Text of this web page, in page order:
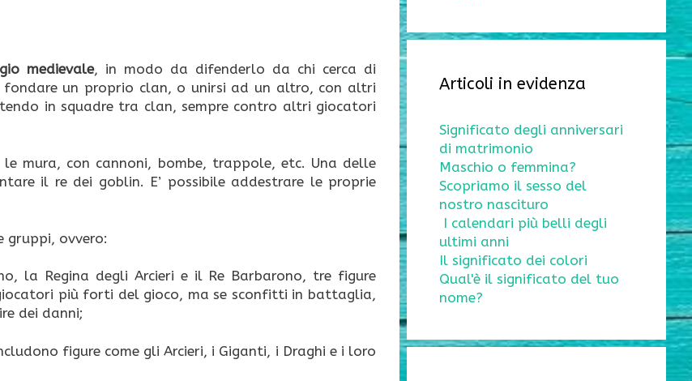
medievale, in modo da difenderlo da chi cerca di
fondare un proprio clan, o unirsi ad un altro, con altri
in squadre tra clan, sempre contro altri giocatori
mura, con cannoni, bombe, trappole, etc. Una delle
il re dei goblin. E’ possibile addestrare le proprie
gruppi, ovvero:
la Regina degli Arcieri e il Re Barbarono, tre figure
più forti del gioco, ma se sconfitti in battaglia,
dei danni;
figure come gli Arcieri, i Giganti, i Draghi e i loro
Articoli in evidenza
Significato degli anniversari
di matrimonio
Maschio o femmina?
Scopriamo il sesso del
nostro nascituro
I calendari più belli degli
ultimi anni
Il significato dei colori
Qual'è il significato del tuo
nome?